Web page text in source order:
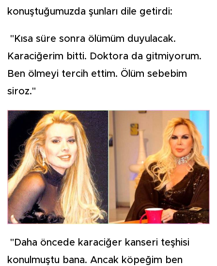
konuştuğumuzda şunları dile getirdi:
"Kısa süre sonra ölümüm duyulacak.
Karaciğerim bitti. Doktora da gitmiyorum.
Ben ölmeyi tercih ettim. Ölüm sebebim
siroz."
"Daha öncede karaciğer kanseri teşhisi
konulmuştu bana. Ancak köpeğim ben